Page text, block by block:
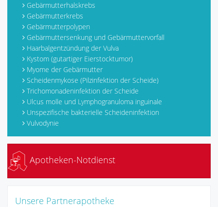
Gebärmutterhalskrebs
Gebärmutterkrebs
Gebärmutterpolypen
Gebärmuttersenkung und Gebärmuttervorfall
Haarbalgentzündung der Vulva
Kystom (gutartiger Eierstocktumor)
Myome der Gebärmutter
Scheidenmykose (Pilzinfektion der Scheide)
Trichomonadeninfektion der Scheide
Ulcus molle und Lymphogranuloma inguinale
Unspezifische bakterielle Scheideninfektion
Vulvodynie
Apotheken-Notdienst
Unsere Partnerapotheke